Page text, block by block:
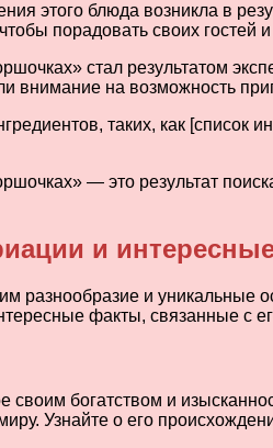
этого блюда возникла в
порадовать своих гостей
стал результатом
внимание на возможность
таких, как
— это результат
и
разнообразие и уникальные
факты, связанные с
своим богатством и
Узнайте о его